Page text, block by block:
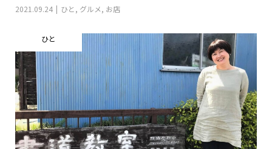
2021.09.24 ひと , グルメ, お店
ひと